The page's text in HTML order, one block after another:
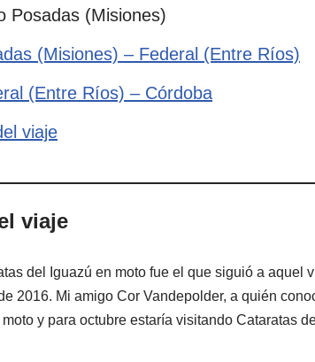
Posadas (Misiones)
(Misiones) – Federal (Entre Ríos)
(Entre Ríos) – Córdoba
viaje
viaje
del Iguazú en moto fue el que siguió a aquel
2016. Mi amigo Cor Vandepolder, a quién
y para octubre estaría visitando Cataratas